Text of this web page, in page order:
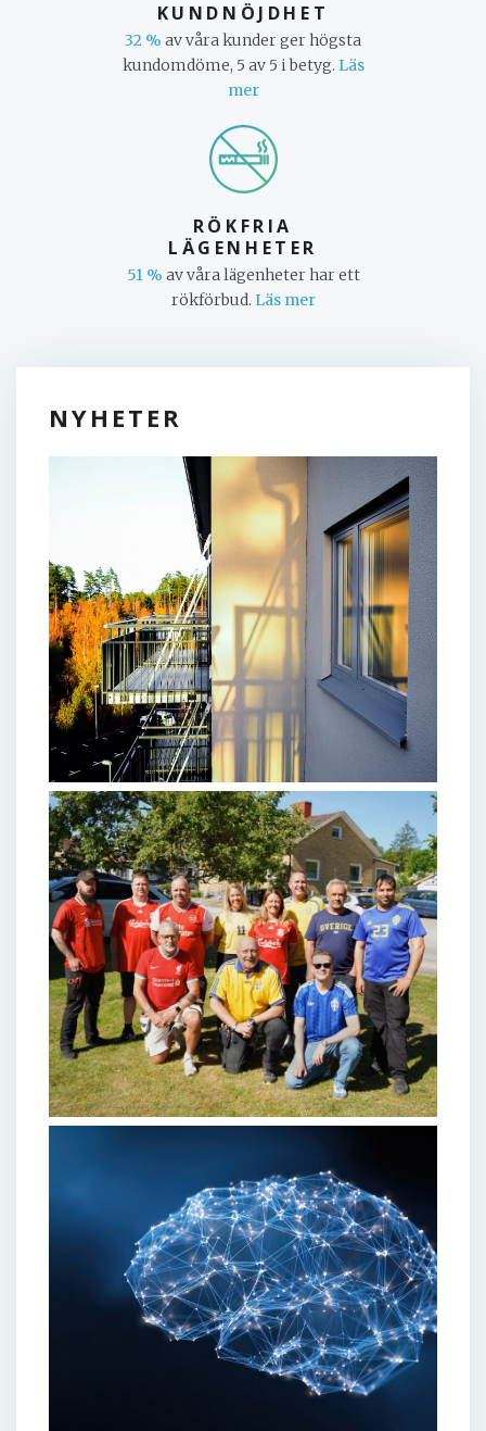
KUNDNÖJDHET
32 % av våra kunder ger högsta
kundomdöme, 5 av 5 i betyg. Läs
mer
RÖKFRIA
LÄGENHETER
51 % av våra lägenheter har ett
rökförbud. Läs mer
NYHETER
KUNDINFORMATION –29 JUNI 2026
Håll hemmet svalare under
varma dagar
Sölvesborgshem - tillsammans i
kampen mot barncancer